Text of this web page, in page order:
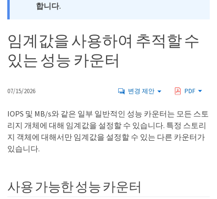
합니다.
임계값을 사용하여 추적할 수
있는 성능 카운터
07/15/2026 변경 제안 PDF
IOPS 및 MB/s와 같은 일부 일반적인 성능 카운터는 모든 스토
리지 개체에 대해 임계값을 설정할 수 있습니다. 특정 스토리
지 객체에 대해서만 임계값을 설정할 수 있는 다른 카운터가
있습니다.
사용 가능한 성능 카운터